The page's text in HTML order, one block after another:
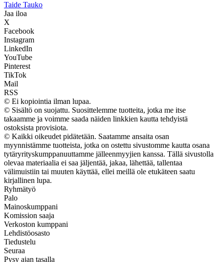
Taide Tauko
Jaa iloa
X
Facebook
Instagram
LinkedIn
YouTube
Pinterest
TikTok
Mail
RSS
© Ei kopiointia ilman lupaa.
© Sisältö on suojattu. Suosittelemme tuotteita, jotka me itse
takaamme ja voimme saada näiden linkkien kautta tehdyistä
ostoksista provisiota.
© Kaikki oikeudet pidätetään. Saatamme ansaita osan
myynnistämme tuotteista, jotka on ostettu sivustomme kautta osana
tytäryrityskumppanuuttamme jälleenmyyjien kanssa. Tällä sivustolla
olevaa materiaalia ei saa jäljentää, jakaa, lähettää, tallentaa
välimuistiin tai muuten käyttää, ellei meillä ole etukäteen saatu
kirjallinen lupa.
Ryhmätyö
Palo
Mainoskumppani
Komission saaja
Verkoston kumppani
Lehdistöosasto
Tiedustelu
Seuraa
Pysy ajan tasalla